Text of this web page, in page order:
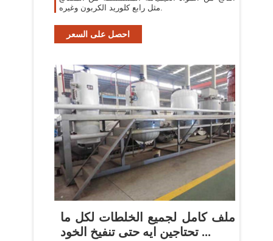
مثل رابع كلوريد الكربون وغيره.
احصل على السعر
ملف كامل لجميع الخلطات لكل ما
تحتاجين ايه حتى تنفيخ الخود ...